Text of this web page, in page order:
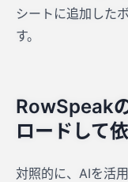
シートに追加した
す。
RowSpeak
ロードして
対照的に、AIを活